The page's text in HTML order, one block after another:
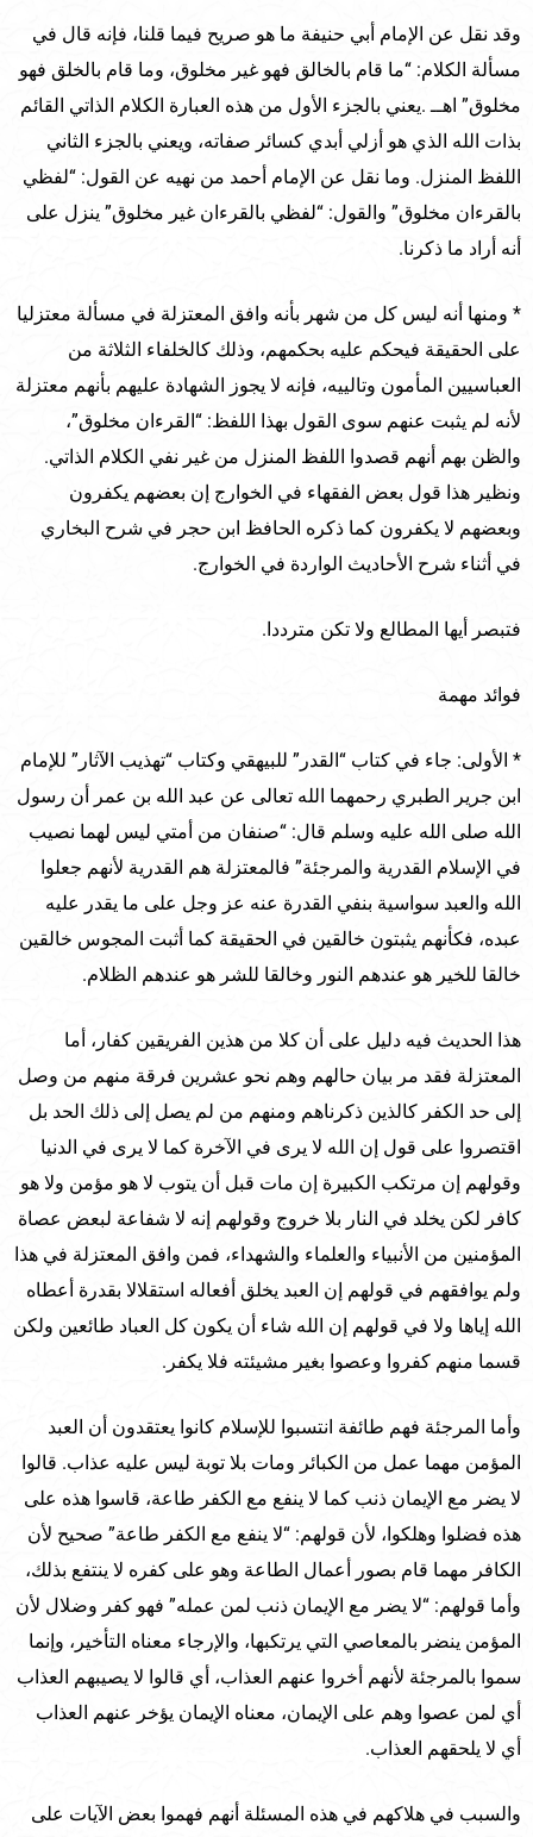
وقد نقل عن الإمام أبي حنيفة ما هو صريح فيما قلنا، فإنه قال في
مسألة الكلام: “ما قام بالخالق فهو غير مخلوق، وما قام بالخلق فهو
مخلوق” اهــ .يعني بالجزء الأول من هذه العبارة الكلام الذاتي القائم
بذات الله الذي هو أزلي أبدي كسائر صفاته، ويعني بالجزء الثاني
اللفظ المنزل. وما نقل عن الإمام أحمد من نهيه عن القول: “لفظي
بالقرءان مخلوق” والقول: “لفظي بالقرءان غير مخلوق” ينزل على
أنه أراد ما ذكرنا.
* ومنها أنه ليس كل من شهر بأنه وافق المعتزلة في مسألة معتزليا
على الحقيقة فيحكم عليه بحكمهم، وذلك كالخلفاء الثلاثة من
العباسيين المأمون وتالييه، فإنه لا يجوز الشهادة عليهم بأنهم معتزلة
لأنه لم يثبت عنهم سوى القول بهذا اللفظ: “القرءان مخلوق”،
والظن بهم أنهم قصدوا اللفظ المنزل من غير نفي الكلام الذاتي.
ونظير هذا قول بعض الفقهاء في الخوارج إن بعضهم يكفرون
وبعضهم لا يكفرون كما ذكره الحافظ ابن حجر في شرح البخاري
في أثناء شرح الأحاديث الواردة في الخوارج.
فتبصر أيها المطالع ولا تكن مترددا.
فوائد مهمة
* الأولى: جاء في كتاب “القدر” للبيهقي وكتاب “تهذيب الآثار” للإمام
ابن جرير الطبري رحمهما الله تعالى عن عبد الله بن عمر أن رسول
الله صلى الله عليه وسلم قال: “صنفان من أمتي ليس لهما نصيب
في الإسلام القدرية والمرجئة” فالمعتزلة هم القدرية لأنهم جعلوا
الله والعبد سواسية بنفي القدرة عنه عز وجل على ما يقدر عليه
عبده، فكأنهم يثبتون خالقين في الحقيقة كما أثبت المجوس خالقين
خالقا للخير هو عندهم النور وخالقا للشر هو عندهم الظلام.
هذا الحديث فيه دليل على أن كلا من هذين الفريقين كفار، أما
المعتزلة فقد مر بيان حالهم وهم نحو عشرين فرقة منهم من وصل
إلى حد الكفر كالذين ذكرناهم ومنهم من لم يصل إلى ذلك الحد بل
اقتصروا على قول إن الله لا يرى في الآخرة كما لا يرى في الدنيا
وقولهم إن مرتكب الكبيرة إن مات قبل أن يتوب لا هو مؤمن ولا هو
كافر لكن يخلد في النار بلا خروج وقولهم إنه لا شفاعة لبعض عصاة
المؤمنين من الأنبياء والعلماء والشهداء، فمن وافق المعتزلة في هذا
ولم يوافقهم في قولهم إن العبد يخلق أفعاله استقلالا بقدرة أعطاه
الله إياها ولا في قولهم إن الله شاء أن يكون كل العباد طائعين ولكن
قسما منهم كفروا وعصوا بغير مشيئته فلا يكفر.
وأما المرجئة فهم طائفة انتسبوا للإسلام كانوا يعتقدون أن العبد
المؤمن مهما عمل من الكبائر ومات بلا توبة ليس عليه عذاب. قالوا
لا يضر مع الإيمان ذنب كما لا ينفع مع الكفر طاعة، قاسوا هذه على
هذه فضلوا وهلكوا، لأن قولهم: “لا ينفع مع الكفر طاعة” صحيح لأن
الكافر مهما قام بصور أعمال الطاعة وهو على كفره لا ينتفع بذلك،
وأما قولهم: “لا يضر مع الإيمان ذنب لمن عمله” فهو كفر وضلال لأن
المؤمن ينضر بالمعاصي التي يرتكبها، والإرجاء معناه التأخير، وإنما
سموا بالمرجئة لأنهم أخروا عنهم العذاب، أي قالوا لا يصيبهم العذاب
أي لمن عصوا وهم على الإيمان، معناه الإيمان يؤخر عنهم العذاب
أي لا يلحقهم العذاب.
والسبب في هلاكهم في هذه المسئلة أنهم فهموا بعض الآيات على